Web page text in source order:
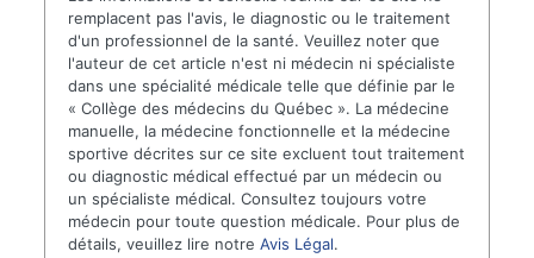
remplacent pas l'avis, le diagnostic ou le traitement
d'un professionnel de la santé. Veuillez noter que
l'auteur de cet article n'est ni médecin ni spécialiste
dans une spécialité médicale telle que définie par le
« Collège des médecins du Québec ». La médecine
manuelle, la médecine fonctionnelle et la médecine
sportive décrites sur ce site excluent tout traitement
ou diagnostic médical effectué par un médecin ou
un spécialiste médical. Consultez toujours votre
médecin pour toute question médicale. Pour plus de
détails, veuillez lire notreAvis Légal.